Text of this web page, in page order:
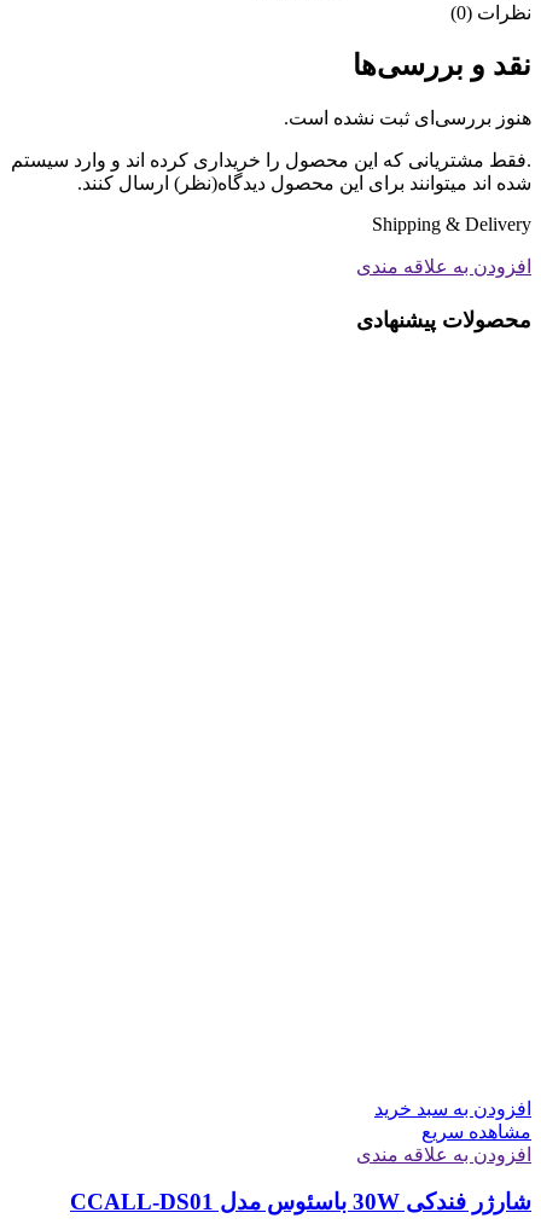
نظرات (0)
نقد و بررسی‌ها
هنوز بررسی‌ای ثبت نشده است.
.فقط مشتریانی که این محصول را خریداری کرده اند و وارد سیستم
شده اند میتوانند برای این محصول دیدگاه(نظر) ارسال کنند.
Shipping & Delivery
افزودن به علاقه مندی
محصولات پیشنهادی
افزودن به سبد خرید
مشاهده سریع
افزودن به علاقه مندی
شارژر فندکی 30W باسئوس مدل CCALL-DS01